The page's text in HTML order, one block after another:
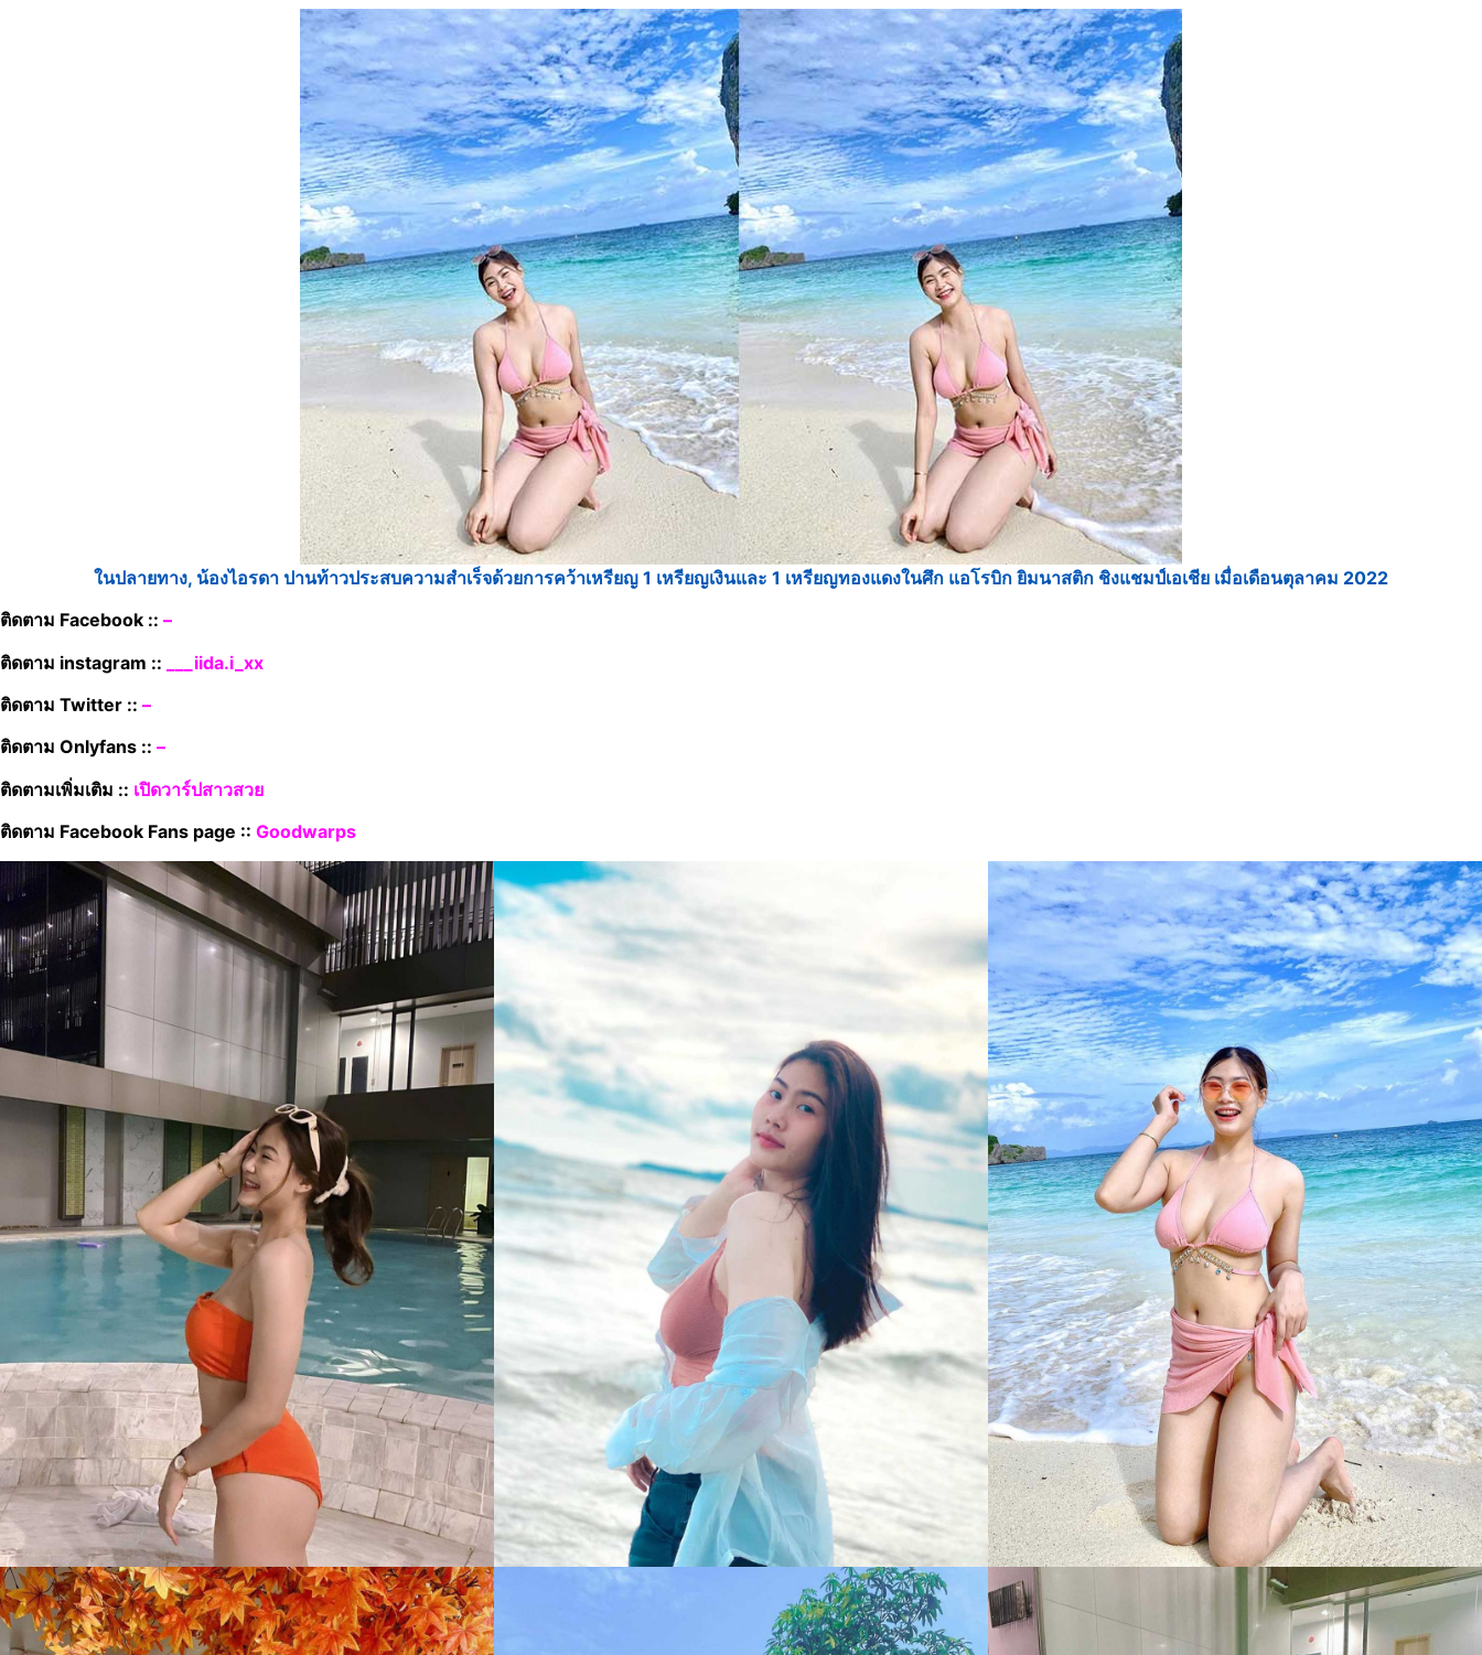
ในปลายทาง, น้องไอรดา ปานท้าวประสบความสำเร็จด้วยการคว้าเหรียญ 1 เหรียญเงินและ 1 เหรียญทองแดงในศึก แอโรบิก ยิมนาสติก ชิงแชมป์เอเชีย เมื่อเดือนตุลาคม 2022
ติดตาม Facebook :: –
ติดตาม instagram :: ___iida.i_xx
ติดตาม Twitter :: –
ติดตาม Onlyfans :: –
ติดตามเพิ่มเติม :: เปิดวาร์ปสาวสวย
ติดตาม Facebook Fans page :: Goodwarps